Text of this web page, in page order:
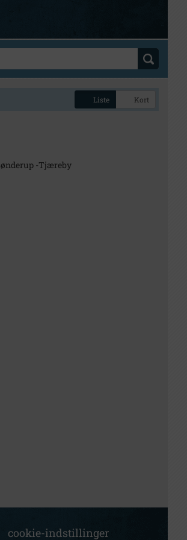
Liste Kort
-Tjæreby
cookie-indstillinger